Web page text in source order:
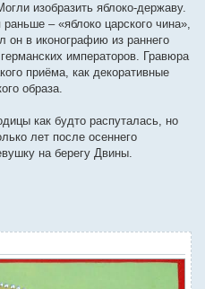
изобразить яблоко-державу.
– «яблоко царского чина»,
он в иконографию из раннего
императоров. Гравюра
приёма, как декоративные
образа.
как будто распуталась, но
лет после осеннего
на берегу Двины.